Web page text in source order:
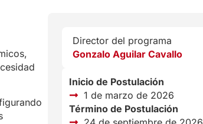
Director del programa
Gonzalo Aguilar Cavallo
Inicio de Postulación
1 de marzo de 2026
Término de Postulación